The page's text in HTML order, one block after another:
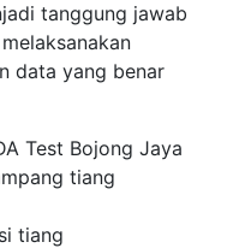
tanggung jawab
data yang benar
Test Bojong Jaya
tiang
tiang